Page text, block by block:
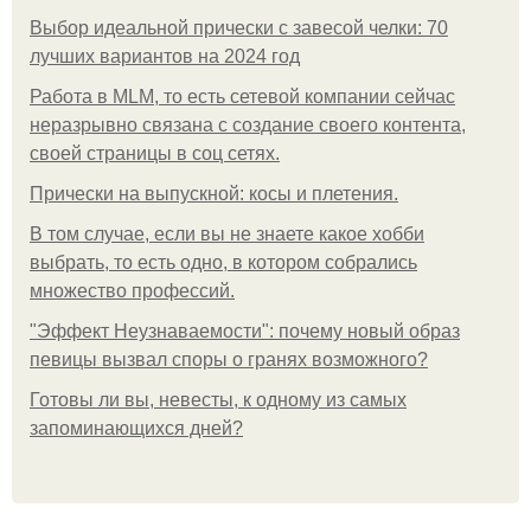
Выбор идеальной прически с завесой челки: 70
лучших вариантов на 2024 год
Работа в MLM, то есть сетевой компании сейчас
неразрывно связана с создание своего контента,
своей страницы в соц сетях.
Прически на выпускной: косы и плетения.
В том случае, если вы не знаете какое хобби
выбрать, то есть одно, в котором собрались
множество профессий.
"Эффект Неузнаваемости": почему новый образ
певицы вызвал споры о гранях возможного?
Готовы ли вы, невесты, к одному из самых
запоминающихся дней?